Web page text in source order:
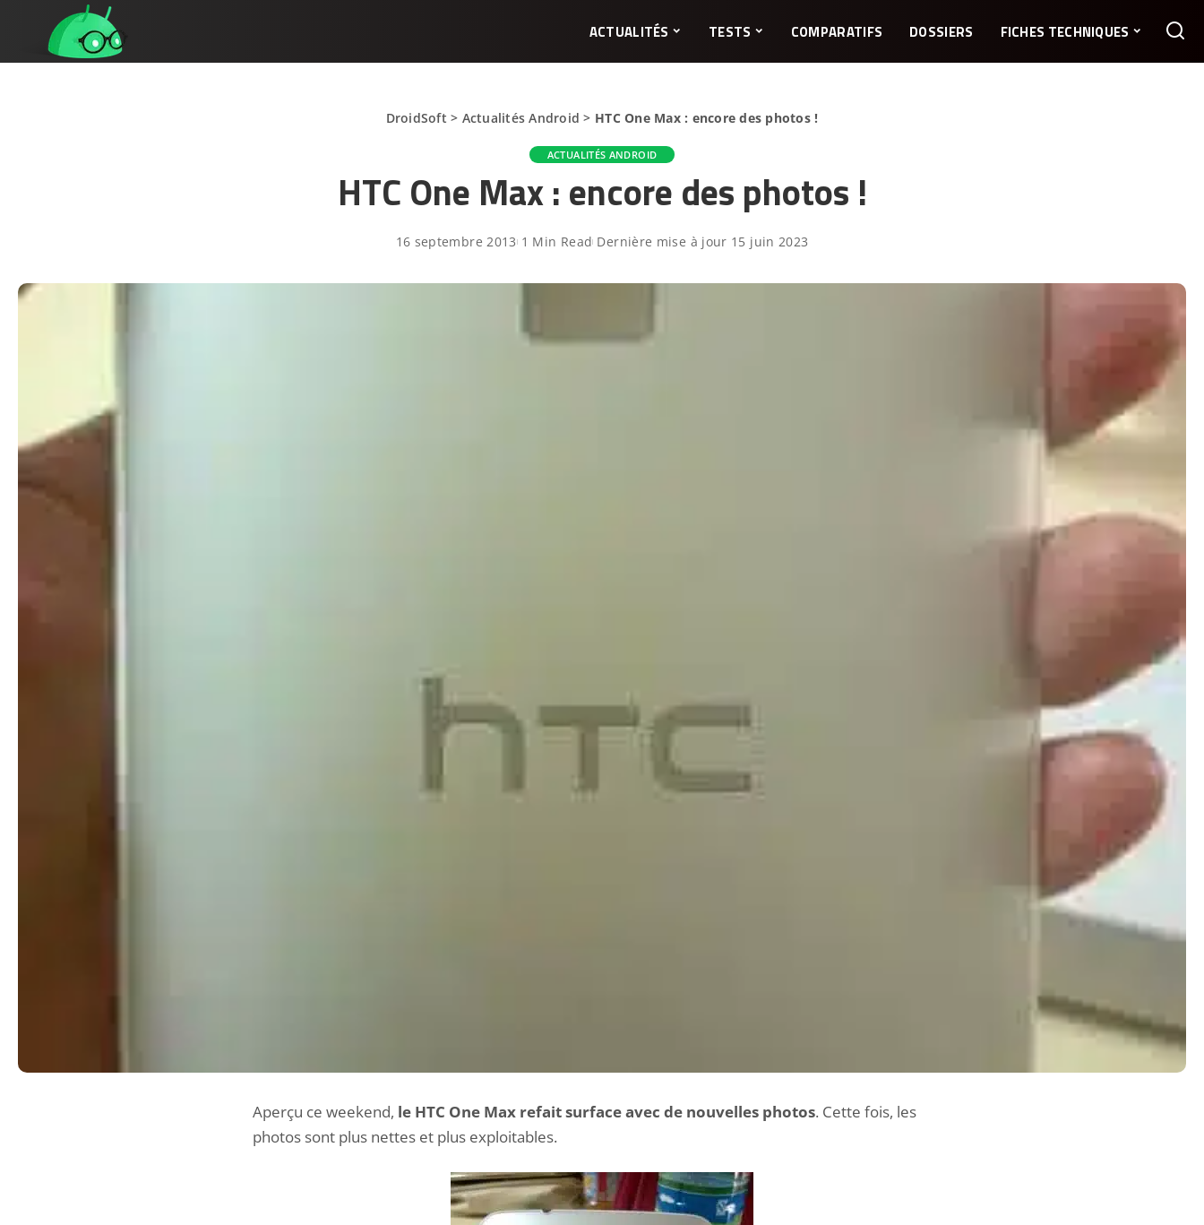
ACTUALITÉS TESTS COMPARATIFS DOSSIERS FICHES TECHNIQUES
DroidSoft > Actualités Android > HTC One Max : encore des photos !
ACTUALITÉS ANDROID
HTC One Max : encore des photos !
16 septembre 2013 1 Min Read Dernière mise à jour 15 juin 2023
Aperçu ce weekend, le HTC One Max refait surface avec de nouvelles photos. Cette fois, les
photos sont plus nettes et plus exploitables.